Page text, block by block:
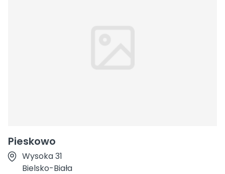
Pieskowo
Wysoka 31
Bielsko-Biała